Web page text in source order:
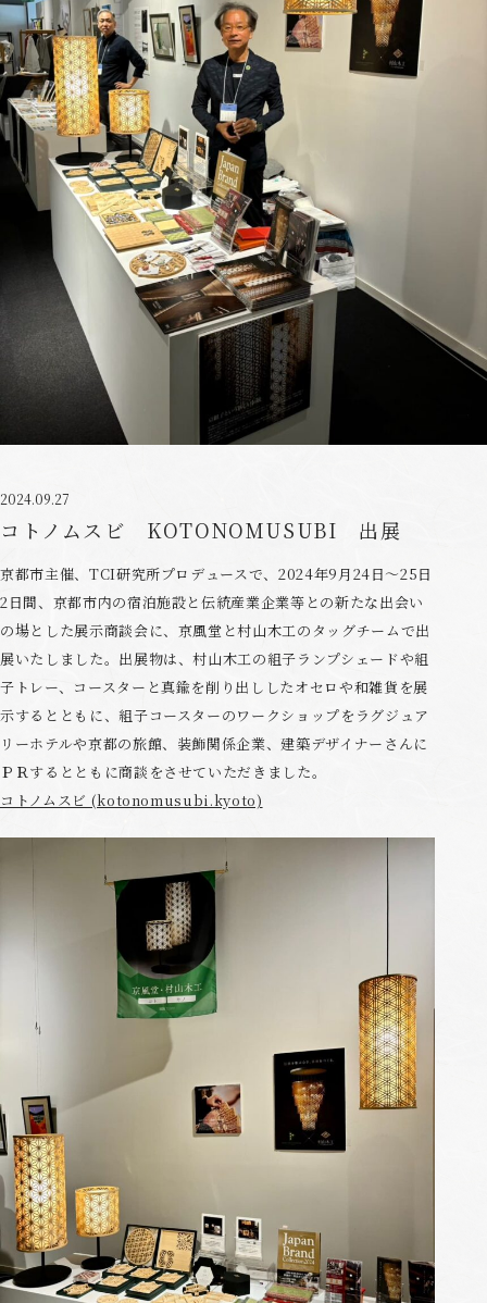
2024.09.27
コトノムスビ KOTONOMUSUBI 出展
京都市主催、TCI研究所プロデュースで、2024年9月24日～25日
2日間、京都市内の宿泊施設と伝統産業企業等との新たな出会い
の場とした展示商談会に、京風堂と村山木工のタッグチームで出
展いたしました。出展物は、村山木工の組子ランプシェードや組
子トレー、コースターと真鍮を削り出ししたオセロや和雑貨を展
示するとともに、組子コースターのワークショップをラグジュア
リーホテルや京都の旅館、装飾関係企業、建築デザイナーさんに
ＰＲするとともに商談をさせていただきました。
コトノムスビ (kotonomusubi.kyoto)